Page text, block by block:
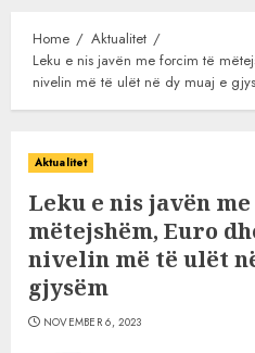
Home
Aktualitet
Leku e nis javën me forcim të
nivelin më të ulët në dy muaj e
Aktualitet
Leku e nis javën
mëtejshëm, Euro
nivelin më të ulët
gjysëm
NOVEMBER 6, 2023